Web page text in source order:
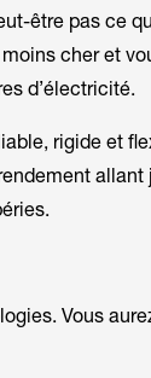
être pas ce
cher et
d’électricité.
rigide et
allant
Vous